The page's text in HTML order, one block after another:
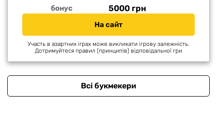
бонус 5000 грн
На сайт
Участь в азартних іграх може викликати ігрову залежність.
Дотримуйтеся правил (принципів) відповідальної гри
Всі букмекери